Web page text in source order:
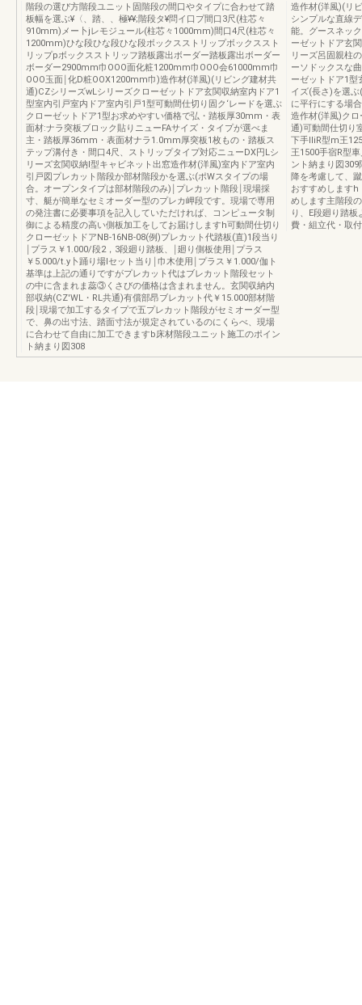
階段の選び方階段ユニット固階段の間口やタイプに合わせて踏
板幅を選ぶ¥〈、踏、、極¥¥;階段タ¥問イ口プ間口3尺(柱芯々
910mm)メー卜jレモジュール(柱芯々1000mm)間口4尺(柱芯々
1200mm)ひな段ひな段ひな段ボックスストリップボックススト
リップpボックスストリッフ踏板露出ボーダー踏板露出ボーダー
ボーダー2900mm巾OOO面化粧1200mm巾OOO会61000mm巾
OOO玉面￨化D粧OOX1200mm巾)造作材(洋風)(リビング建材共
通)CZシリーズwLシリーズクローゼットドア玄関収納室内ドア1
型室内引戸室内ドア室内引戸1型可動間仕切り固ク‘レードを選ぶ
クローゼットドア1型お求めやすい価格で弘・踏板厚30mm・表
面材:ナラ突板ブロック貼りニューFAサイズ・タイプが選べま
主・踏板厚36mm・表面材ナラ1.0mm厚突板1枚もの・踏板ス
テップ溝付き・間口4尺、ストリップタイプ対応ニューDX円Lシ
リーズ玄関収納I型キャビネット出窓造作材(洋風)室内ドア室内
引戸図プレカット階段か部材階段かを選ぶ(ポWスタイプの場
合。オープンタイプは部材階段のみ)￨プレカット階段￨現場採
寸、艇が簡単なセミオーダー型のプレカ岬段です。現場で専用
の発注書に必要事項を記入していただければ、コンピュータ制
御による精度の高い側板加工をしてお届けしますh可動間仕切り
クローゼットドアNB-16NB-08(例)プレカット代踏板(直)1段当り
￨プラス￥1.000/段2，3段廻り踏板、￨廻り側板使用￨プラス
￥5.000/t.y卜踊り場lセット当り￨巾木使用￨プラス￥1.000/伽ト
基準は上記の通りですがプレカット代はブレカット階段セット
の中に含まれま蕊③くさびの価格は含まれません。玄関収納内
部収納(CZ'WL・RL共通)有償部昂ブレカット代￥15.000部材階
段￨現場で加工するタイプで五プレカット階段がセミオーダー型
で、鼻の出寸法、踏面寸法が規定されているのにくらべ、現場
に合わせて自由に加工できますb床材階段ユニット施工のポイン
ト納まり図308
造作材(洋風)(リ
シンプルな直線
能。グースネッ
ーゼットドア玄
リーズ呂固親柱
ーソドックスな
ーゼットドア1型
イズ(長さ)を選
に平行にする場
造作材(洋風)クロ
通)可動間仕切り
下手lliR型m王
王1500手宿R型
ント納まり図
降を考慮して、
おすすめしますh
めします主階段
り、E段廻り踏
費・組立代・取